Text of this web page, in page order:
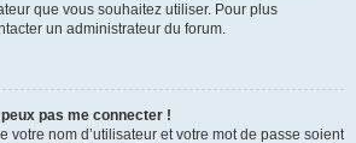
que vous souhaitez utiliser. Pour plus
un administrateur du forum.
pas me connecter !
votre nom d’utilisateur et votre mot de passe soient